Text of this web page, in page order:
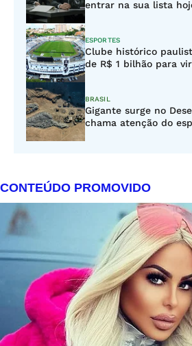
entrar na sua lista
ESPORTES
Clube histórico
de R$ 1 bilhão para
BRASIL
Gigante surge no
chama atenção do